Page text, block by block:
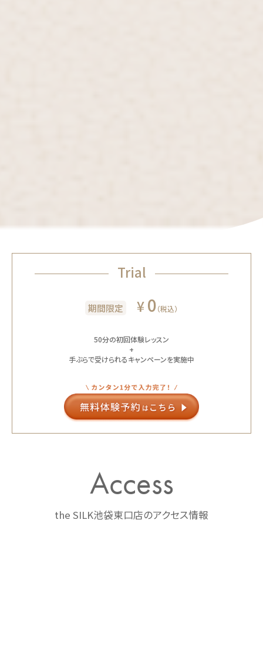
Trial
期間限定 ¥0（税込）
50分の初回体験レッスン
+
手ぶらで受けられるキャンペーンを実施中
Access
the SILK池袋東口店のアクセス情報